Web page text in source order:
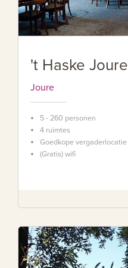
't Haske Joure
Joure
5 - 260 personen
4 ruimtes
Goedkope vergaderlocatie
(Gratis) wifi